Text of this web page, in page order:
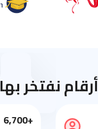
أرقام نفتخر بها
+6,700